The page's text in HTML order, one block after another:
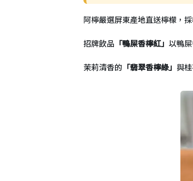
阿檸嚴選屏東產地直送檸檬，
招牌飲品 「鴨屎香檸紅」 以鴨
茉莉清香的 「翡翠香檸綠」 與